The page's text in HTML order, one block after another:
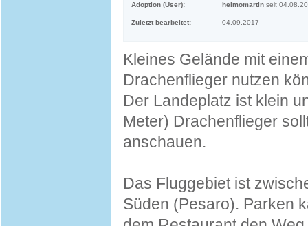
Adoption (User): heimomartin seit
Zuletzt bearbeitet: 04.09.2017
Kleines Gelände mit
Drachenflieger nutzen
Der Landeplatz ist klein
Meter) Drachenflieger
anschauen.
Das Fluggebiet ist
Süden (Pesaro). Parken